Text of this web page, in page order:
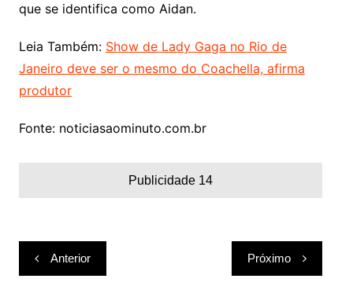
que se identifica como Aidan.
Leia Também: Show de Lady Gaga no Rio de
Janeiro deve ser o mesmo do Coachella, afirma
produtor
Fonte: noticiasaominuto.com.br
Publicidade 14
Navegação
de
Anterior Próximo